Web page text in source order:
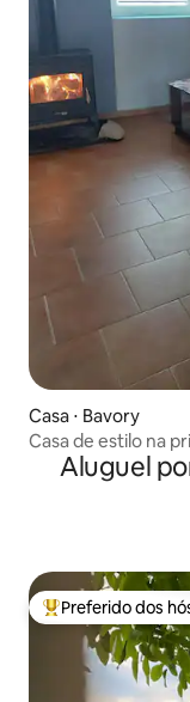
Casa ⋅ Bavory
Casa de estilo na
Aluguel
Entre os melhores
Preferido dos